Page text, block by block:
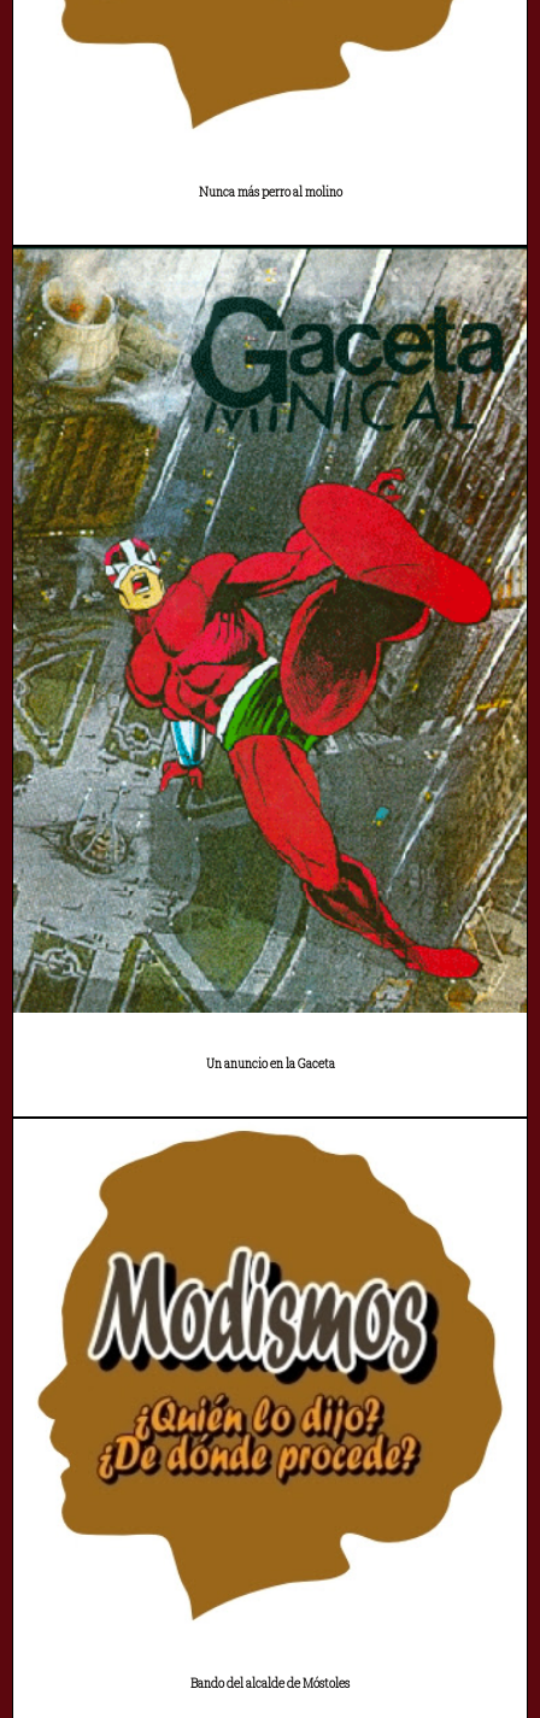
Nunca más perro al molino
Un anuncio en la Gaceta
Bando del alcalde de Móstoles